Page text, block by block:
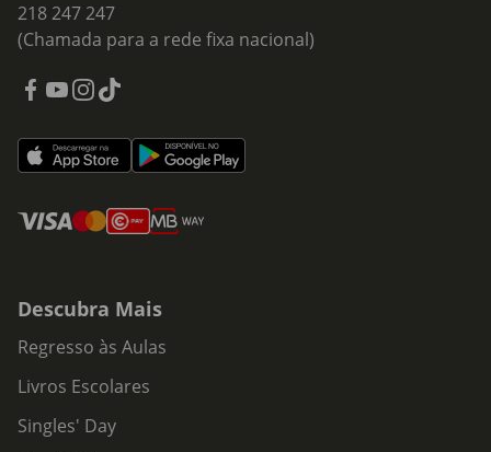
218 247 247
(Chamada para a rede fixa nacional)
Descubra Mais
Regresso às Aulas
Livros Escolares
Singles' Day